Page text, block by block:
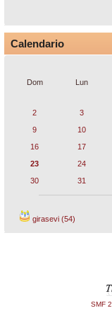
Calendario
Dom
Lun
2
3
9
10
16
17
23
24
30
31
girasevi (54)
SMF